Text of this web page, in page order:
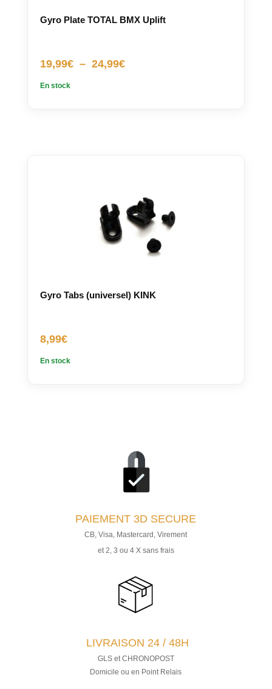
Gyro Plate TOTAL BMX Uplift
19,99€ – 24,99€Plage
En stock
Gyro Tabs (universel) KINK
8,99€
En stock
PAIEMENT 3D SECURE
CB, Visa, Mastercard, Virement
et 2, 3 ou 4 X sans frais
LIVRAISON 24 / 48H
GLS et CHRONOPOST
Domicile ou en Point Relais